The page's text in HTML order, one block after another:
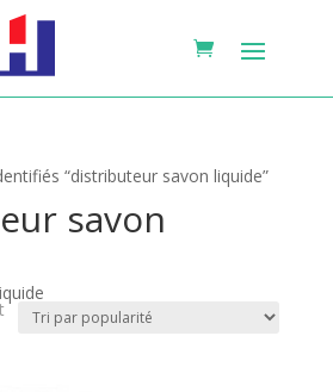
“distributeur savon liquide”
savon